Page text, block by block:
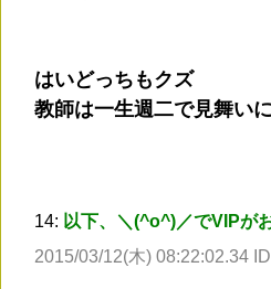
はいどっちもクズ
教師は一生週二で見舞い
14: 以下、＼(^o^)／でVIPが
2015/03/12(木) 08:22:02.34